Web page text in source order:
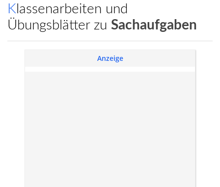
Klassenarbeiten und
Übungsblätter zu Sachaufgaben
Anzeige